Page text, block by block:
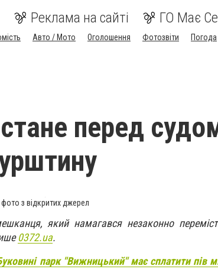
Реклама на сайті ГО Має
Авто / Мото Оголошення Фотозвіти
Погода
перед
фото з відкритих джерел
який намагався незаконно
0372.ua.
парк "Вижницький" має сплатити пів